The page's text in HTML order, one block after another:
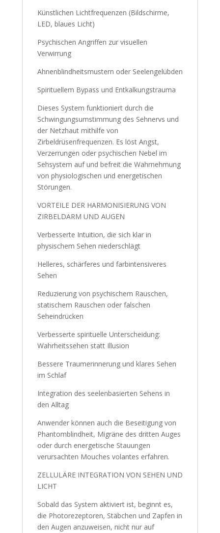
Künstlichen Lichtfrequenzen (Bildschirme,
LED, blaues Licht)
Psychischen Angriffen zur visuellen
Verwirrung
Ahnenblindheitsmustern oder Seelengelübden
Spirituellem Bypass und Entkalkungstrauma
Dieses System funktioniert durch die
Schwingungsumstimmung des Sehnervs und
der Netzhaut mithilfe von
Zirbeldrüsenfrequenzen. Es löst Angst,
Verzerrungen oder psychischen Nebel im
Sehsystem auf und befreit die Wahrnehmung
von physiologischen und energetischen
Störungen.
VORTEILE DER HARMONISIERUNG VON
ZIRBELDARM UND AUGEN
Verbesserte Intuition, die sich klar in
physischem Sehen niederschlägt
Helleres, schärferes und farbintensiveres
Sehen
Reduzierung von psychischem Rauschen,
statischem Rauschen oder falschen
Seheindrücken
Verbesserte spirituelle Unterscheidung:
Wahrheitssehen statt Illusion
Bessere Traumerinnerung und klares Sehen
im Schlaf
Integration des seelenbasierten Sehens in
den Alltag
Anwender können auch die Beseitigung von
Phantomblindheit, Migräne des dritten Auges
oder durch energetische Stauungen
verursachten Mouches volantes erfahren.
ZELLULÄRE INTEGRATION VON SEHEN UND
LICHT
Sobald das System aktiviert ist, beginnt es,
die Photorezeptoren, Stäbchen und Zapfen in
den Augen anzuweisen, nicht nur auf